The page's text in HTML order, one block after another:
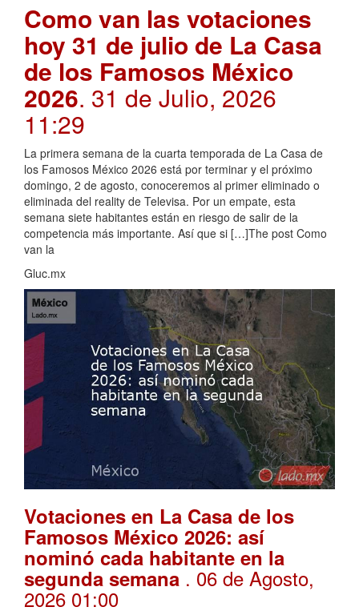
Como van las votaciones
hoy 31 de julio de La Casa
de los Famosos México
2026. 31 de Julio, 2026
11:29
La primera semana de la cuarta temporada de La Casa de
los Famosos México 2026 está por terminar y el próximo
domingo, 2 de agosto, conoceremos al primer eliminado o
eliminada del reality de Televisa. Por un empate, esta
semana siete habitantes están en riesgo de salir de la
competencia más importante. Así que si […]The post Como
van la
Gluc.mx
Votaciones en La Casa de los
Famosos México 2026: así
nominó cada habitante en la
segunda semana . 06 de Agosto,
2026 01:00